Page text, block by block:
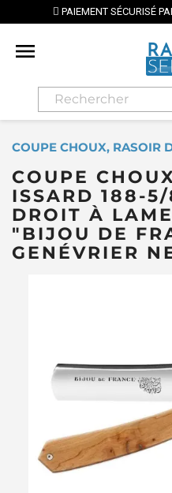
CARTE BANCAIRE

COUPE CHOUX, RASOIR
COUPE
ISSARD 188-
DROIT À
"BIJOU DE
GENÉVRIER